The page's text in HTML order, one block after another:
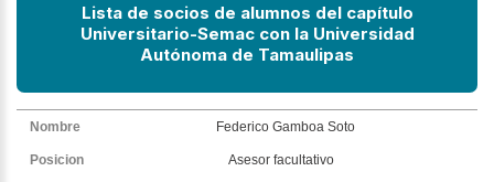
Lista de socios de alumnos del capítulo
Universitario-Semac con la Universidad
Autónoma de Tamaulipas
Federico Gamboa Soto
Asesor facultativo